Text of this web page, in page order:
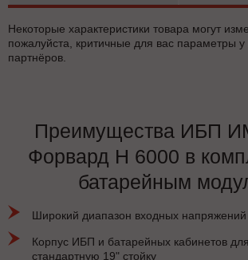
Некоторые характеристики товара могут
пожалуйста, критичные для вас параметры
партнёров.
Преимущества ИБП
Форвард Н 6000 в
батарейным
Широкий диапазон входных
Корпус ИБП и батарейных кабинетов
стандартную 19" стойку